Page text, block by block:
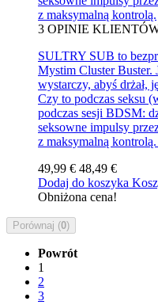
z maksymalną kontrolą.
3 OPINIE
SULTRY SUB to
Mystim Cluster Buster.
wystarczy, abyś drżał,
Czy to podczas seksu
podczas sesji BDSM:
seksowne impulsy
z maksymalną kontrolą.
49,99 € 48,49 €
Dodaj do koszyka
Obniżona cena!
Porównaj (0)
Powrót
1
2
3